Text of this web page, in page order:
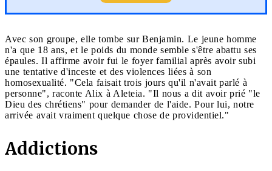
Avec son groupe, elle tombe sur Benjamin. Le jeune homme
n'a que 18 ans, et le poids du monde semble s'être abattu ses
épaules. Il affirme avoir fui le foyer familial après avoir subi
une tentative d'inceste et des violences liées à son
homosexualité. "Cela faisait trois jours qu'il n'avait parlé à
personne", raconte Alix à Aleteia. "Il nous a dit avoir prié "le
Dieu des chrétiens" pour demander de l'aide. Pour lui, notre
arrivée avait vraiment quelque chose de providentiel."
Addictions